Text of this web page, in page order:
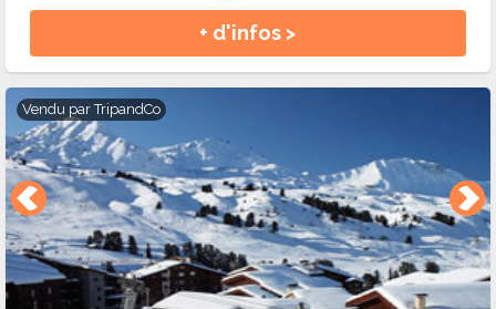
+ d'infos >
Vendu parTripandCo